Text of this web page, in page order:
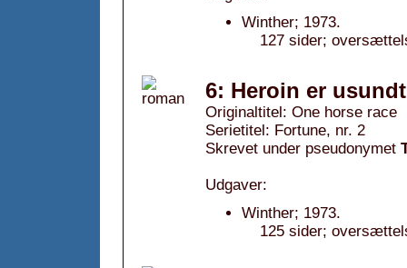
Winther; 1973.
127 sider;
6: Heroin er
Originaltitel: One horse race
Serietitel: Fortune, nr. 2
Skrevet under pseudonymet
Udgaver:
Winther; 1973.
125 sider;